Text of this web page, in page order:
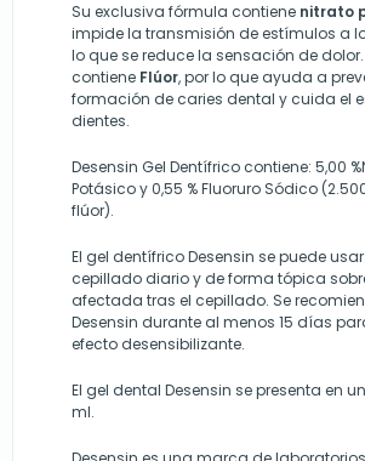
Su exclusiva fórmula contiene nitrato
impide la transmisión de estímulos a
lo que se reduce la sensación de
contiene Flúor, por lo que ayuda a
formación de caries dental y cuida el
dientes.
Desensin Gel Dentífrico contiene: 5,00
Potásico y 0,55 % Fluoruro Sódico
flúor).
El gel dentífrico Desensin se puede
cepillado diario y de forma tópica
afectada tras el cepillado. Se
Desensin durante al menos 15 días
efecto desensibilizante.
El gel dental Desensin se presenta en
ml.